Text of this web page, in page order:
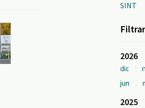
SINT
2026
dic
jun
2025